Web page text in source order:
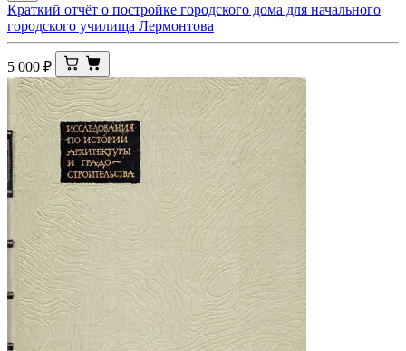
Краткий отчёт о постройке городского дома для начального
городского училища Лермонтова
5 000 ₽